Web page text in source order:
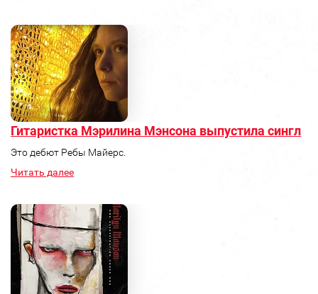
Гитаристка Мэрилина Мэнсона выпустила сингл
Это дебют Ребы Майерс.
Читать далее